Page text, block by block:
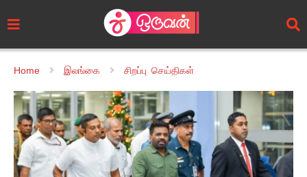
Home இலங்கை சிறப்பு செய்திகள்